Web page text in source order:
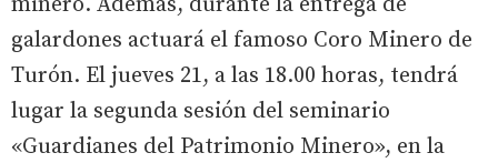
galardones actuará el famoso Coro Minero de
Turón. El jueves 21, a las 18.00 horas, tendrá
lugar la segunda sesión del seminario
«Guardianes del Patrimonio Minero», en la